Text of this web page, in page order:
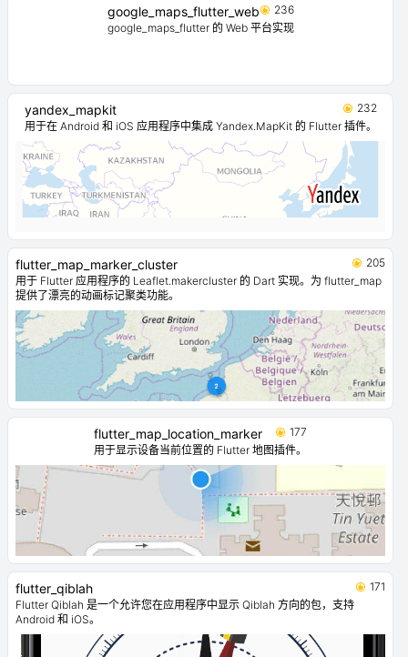
google_maps_flutter_web
236
google_maps_flutter 的 Web 平台实现
yandex_mapkit
232
用于在 Android 和 iOS 应用程序中集成 Yandex.MapKit 的 Flutter 插件。
flutter_map_marker_cluster
205
用于 Flutter 应用程序的 Leaflet.makercluster 的 Dart 实现。为 flutter_map
提供了漂亮的动画标记聚类功能。
flutter_map_location_marker
177
用于显示设备当前位置的 Flutter 地图插件。
flutter_qiblah
171
Flutter Qiblah 是一个允许您在应用程序中显示 Qiblah 方向的包，支持
Android 和 iOS。